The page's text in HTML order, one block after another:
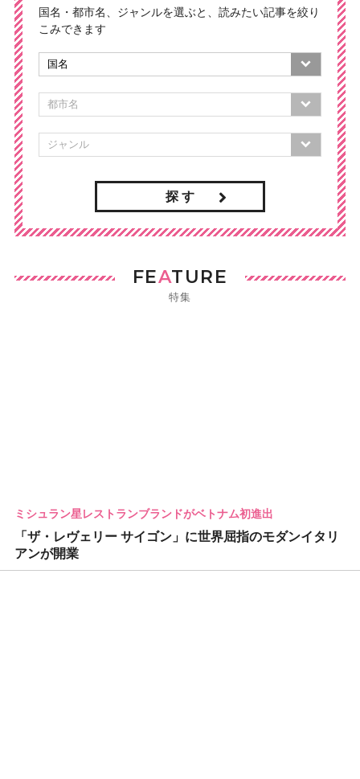
国名・都市名、ジャンルを選ぶと、読みたい記事を絞り
こみできます
探 す
FEATURE
特集
ミシュラン星レストランブランドがベトナム初進出
「ザ・レヴェリー サイゴン」に世界屈指のモダンイタリ
アンが開業